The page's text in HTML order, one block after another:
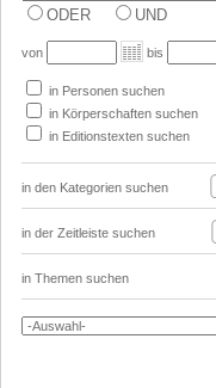
ODER UND
von bis
in Personen suchen
in Körperschaften suchen
in Editionstexten suchen
in den Kategorien suchen
in der Zeitleiste suchen
in Themen suchen